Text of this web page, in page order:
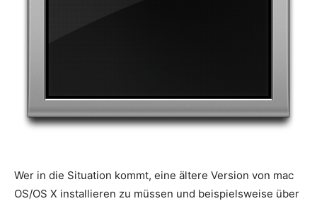
Wer in die Situation kommt, eine ältere Version von mac
OS/OS X installieren zu müssen und beispielsweise über